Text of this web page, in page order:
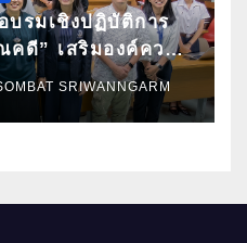
บรมเชิงปฏิบัติการ
ดี” เสริมองค์ความ
โบราณด้วยเทคนิค
ศาสตร์
SRIWANNGARM